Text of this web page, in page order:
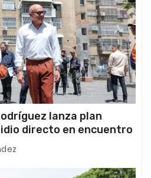
lanza plan
directo en encuentro